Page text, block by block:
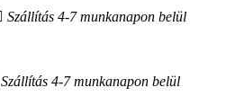
Szállítás 4-7 munkanapon belül
Szállítás 4-7 munkanapon belül